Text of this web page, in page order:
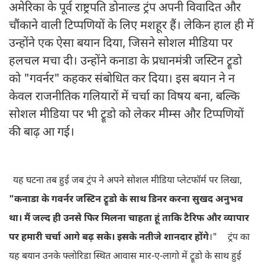
अमेरिका के पूर्व राष्ट्रपति डोनाल्ड ट्रंप अपनी विवादित और
चौंकाने वाली टिप्पणियों के लिए मशहूर हैं। लेकिन हाल ही में
उन्होंने एक ऐसा बयान दिया, जिसने सोशल मीडिया पर
हलचल मचा दी। उन्होंने कनाडा के प्रधानमंत्री जस्टिन ट्रूडो
को "गवर्नर" कहकर संबोधित कर दिया। इस बयान ने न
केवल राजनीतिक गलियारों में चर्चा का विषय बना, बल्कि
सोशल मीडिया पर भी ट्रूडो को लेकर मीम्स और टिप्पणियों
की बाढ़ आ गई।
यह घटना तब हुई जब ट्रंप ने अपने सोशल मीडिया प्लेटफॉर्म पर लिखा,
"कनाडा के गवर्नर जस्टिन ट्रूडो के साथ डिनर करना सुखद अनुभव
था। मैं जल्द ही उनसे फिर मिलना चाहता हूं ताकि टैरिफ और व्यापार
पर हमारी चर्चा आगे बढ़ सके। इसके नतीजे शानदार होंगे।"
ट्रंप का
यह बयान उनके फ्लोरिडा स्थित आवास मार-ए-लागो में ट्रूडो के साथ हुई